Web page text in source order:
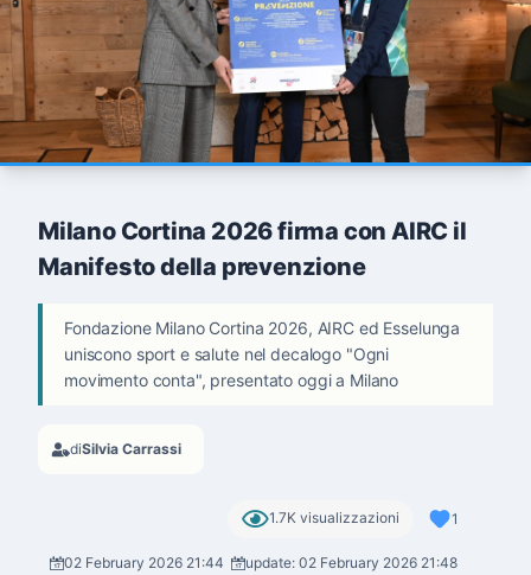
Milano Cortina 2026 firma con AIRC il
Manifesto della prevenzione
Fondazione Milano Cortina 2026, AIRC ed Esselunga
uniscono sport e salute nel decalogo "Ogni
movimento conta", presentato oggi a Milano
diSilvia Carrassi
1.7K visualizzazioni 1
02 February 2026 21:44 update: 02 February 2026 21:48